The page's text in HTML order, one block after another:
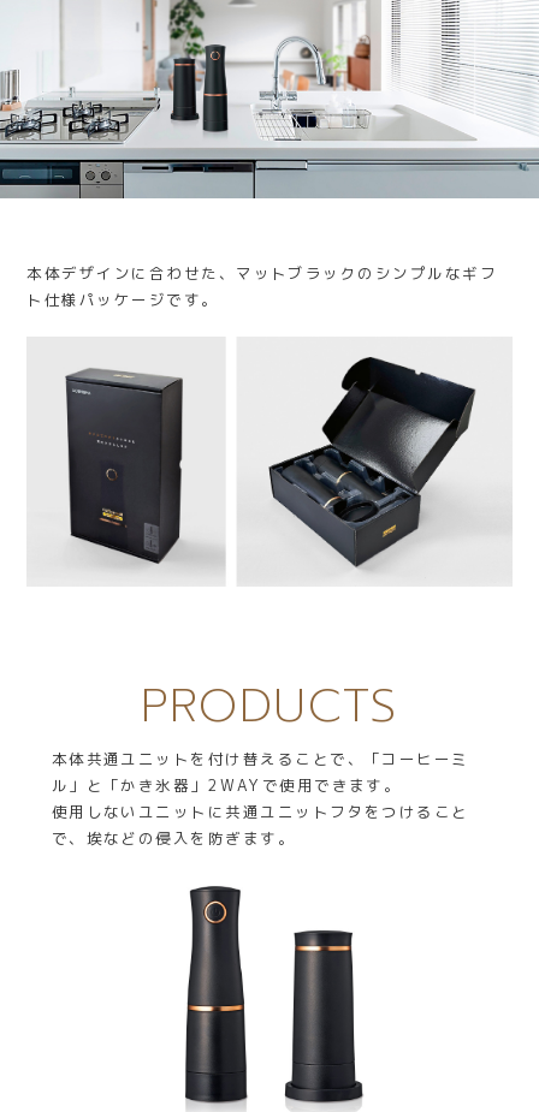
本体デザインに合わせた、マットブラックのシンプルなギフ
ト仕様パッケージです。
PRODUCTS
本体共通ユニットを付け替えることで、「コーヒーミ
ル」と「かき氷器」2WAYで使用できます。
使用しないユニットに共通ユニットフタをつけること
で、埃などの侵入を防ぎます。